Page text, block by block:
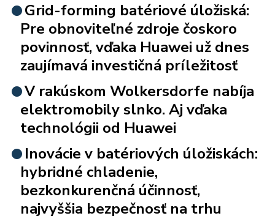
Grid-forming batériové úložiská:
Pre obnoviteľné zdroje čoskoro
povinnosť, vďaka Huawei už dnes
zaujímavá investičná príležitosť
V rakúskom Wolkersdorfe nabíja
elektromobily slnko. Aj vďaka
technológii od Huawei
Inovácie v batériových úložiskách:
hybridné chladenie,
bezkonkurenčná účinnosť,
najvyššia bezpečnosť na trhu